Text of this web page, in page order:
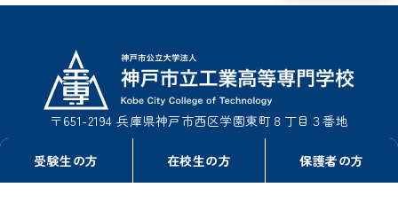
受験生の方 在校生の方 保護者の方
〒651-2194 兵庫県神戸市西区学園東町８丁目３番地
TEL : 078-795-3311（事務室総務課）